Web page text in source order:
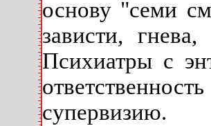
основу "семи
зависти,
Психиатры с
супервизию.